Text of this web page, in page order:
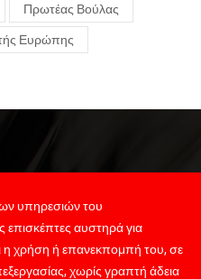
Πρωτέας Βούλας
Ευρώπης
υπηρεσιών του
επισκέπτες αυστηρά για
χρήση ή επανεκπομπή του, σε
χωρίς γραπτή άδεια